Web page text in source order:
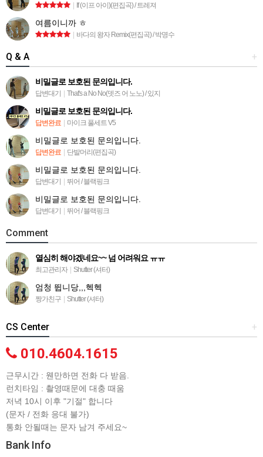
If (이프 아이)(편집곡) / 트레져
여름이니까 ㅎ
바다의 왕자 Remix(편집곡) / 박명수
+
Q & A
비밀글로 보호된 문의입니다.
답변대기 That's a No No(뎃즈 어 노노) / 있지
비밀글로 보호된 문의입니다.
답변완료 마이크 풀세트 V5
비밀글로 보호된 문의입니다.
답변완료 단발머리(편집곡)
비밀글로 보호된 문의입니다.
답변대기 뛰어 / 블랙핑크
비밀글로 보호된 문의입니다.
답변대기 뛰어 / 블랙핑크
Comment
열심히 해야겠네요~~ 넘 어려워요 ㅠㅠ
최고관리자 Shutter (셔터)
엄청 뜁니당,,,헥헥
짱가친구 Shutter (셔터)
+
CS Center
010.4604.1615
근무시간 : 웬만하면 전화 다 받음.
런치타임 : 촬영때문에 대충 때움
저녁 10시 이후 "기절" 합니다
(문자 / 전화 응대 불가)
통화 안될때는 문자 남겨 주세요~
Bank Info